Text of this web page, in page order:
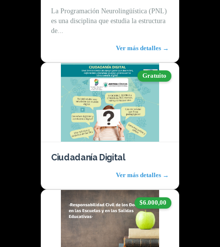
La Programación Neurolingüística (PNL)
es una disciplina que estudia la estructura
de...
Ver más detalles →
Gratuito
Ciudadanía Digital
Ver más detalles →
$6.000,00